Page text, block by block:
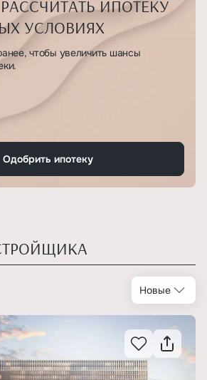
ИПОТЕКУ
УСЛОВИЯХ
чтобы увеличить шансы
Одобрить ипотеку
Новые